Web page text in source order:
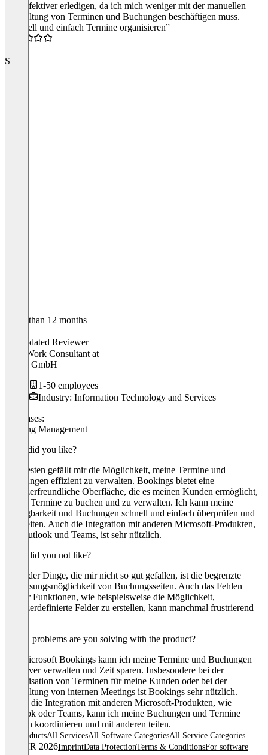
und effektiver erledigen, da ich mich weniger mit der manuellen
Verwaltung von Terminen und Buchungen beschäftigen muss.
“Schnell und einfach Termine organisieren”
S
Older than 12 months
Validated Reviewer
New Work Consultant at
ionder GmbH
1-50 employees
Industry: Information Technology and Services
Use cases:
Meeting Management
What did you like?
Am besten gefällt mir die Möglichkeit, meine Termine und
Buchungen effizient zu verwalten. Bookings bietet eine
benutzerfreundliche Oberfläche, die es meinen Kunden ermöglicht,
online Termine zu buchen und zu verwalten. Ich kann meine
Verfügbarkeit und Buchungen schnell und einfach überprüfen und
bearbeiten. Auch die Integration mit anderen Microsoft-Produkten,
wie Outlook und Teams, ist sehr nützlich.
What did you not like?
Eines der Dinge, die mir nicht so gut gefallen, ist die begrenzte
Anpassungsmöglichkeit von Buchungsseiten. Auch das Fehlen
einiger Funktionen, wie beispielsweise die Möglichkeit,
benutzerdefinierte Felder zu erstellen, kann manchmal frustrierend
Which problems are you solving with the product?
Mit Microsoft Bookings kann ich meine Termine und Buchungen
effektiver verwalten und Zeit sparen. Insbesondere bei der
Organisation von Terminen für meine Kunden oder bei der
Verwaltung von internen Meetings ist Bookings sehr nützlich.
Durch die Integration mit anderen Microsoft-Produkten, wie
Outlook oder Teams, kann ich meine Buchungen und Termine
einfach koordinieren und mit anderen teilen.
All productsAll ServicesAll Software CategoriesAll Service Categories
© OMR 2026ImprintData ProtectionTerms & ConditionsFor software